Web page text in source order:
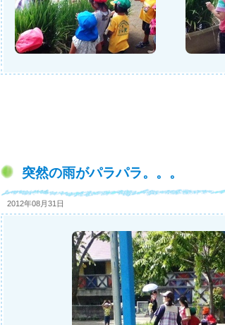
突然の雨がパラパラ。。。
2012年08月31日